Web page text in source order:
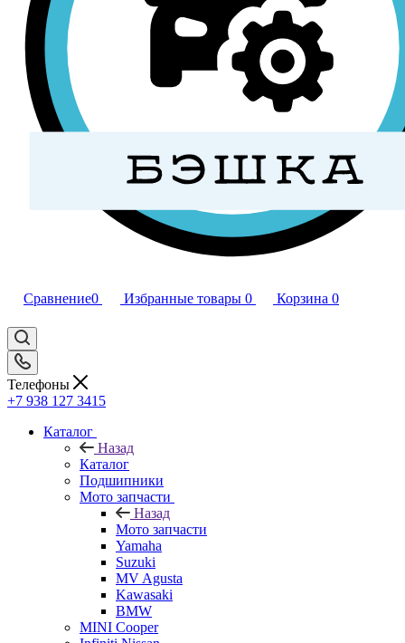
Сравнение0 Избранные товары 0 Корзина 0
Телефоны
+7 938 127 3415
Каталог
Назад
Каталог
Подшипники
Мото запчасти
Назад
Мото запчасти
Yamaha
Suzuki
MV Agusta
Kawasaki
BMW
MINI Cooper